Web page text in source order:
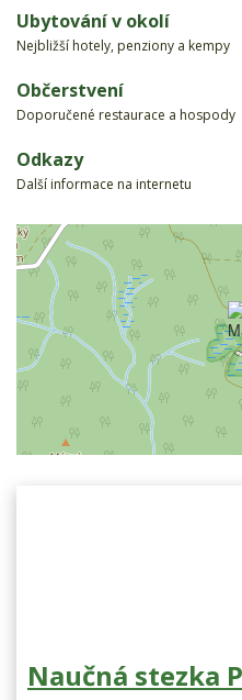
Ubytování v okolí
Nejbližší hotely, penziony a kempy
Občerstvení
Doporučené restaurace a hospody
Odkazy
Další informace na internetu
Naučná stezka